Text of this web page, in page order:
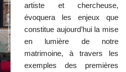
artiste et chercheuse,
évoquera les enjeux que
constitue aujourd’hui la mise
en lumière de notre
matrimoine, à travers les
exemples des premières